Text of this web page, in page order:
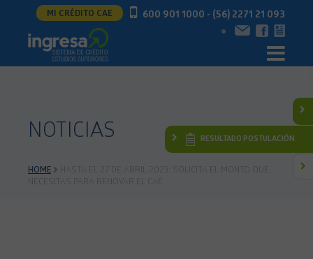
MI CRÉDITO CAE 600 901 1000 - (56) 2271 21 093
RESULTADO POSTULACIÓN
NOTICIAS
HOME
HASTA EL 27 DE ABRIL 2023: SOLICITA EL MONTO QUE
NECESITAS PARA RENOVAR EL CAE